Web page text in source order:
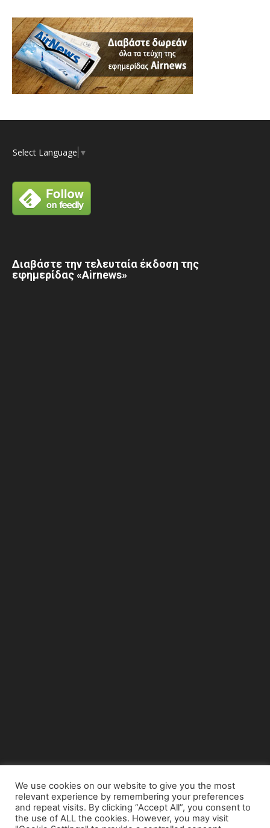
Select Language ▼
Διαβάστε την τελευταία έκδοση της
εφημερίδας «Airnews»
© Copyright 2015 - www.airnews.gr
We use cookies on our website to give you the most
relevant experience by remembering your preferences
and repeat visits. By clicking “Accept All”, you consent to
the use of ALL the cookies. However, you may visit